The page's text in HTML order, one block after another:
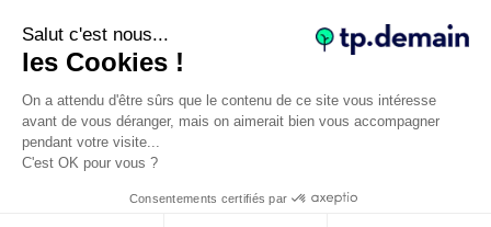
Section
J'accepte que tp.demain utilise mes informations
Tous droits réservés © tp.demain 2026Mentions légales
Salut c'est nous...
les Cookies !
On a attendu d'être sûrs que le contenu de ce site vous intéresse
avant de vous déranger, mais on aimerait bien vous accompagner
pendant votre visite...
C'est OK pour vous ?
Consentements certifiés par